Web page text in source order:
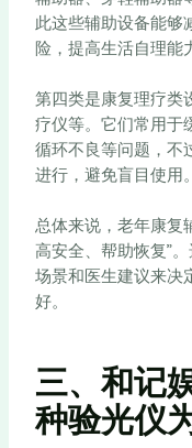
此这些辅助设备能够
险，提高生活自理能
第四类是康复理疗类
疗仪等。它们常用于
循环不良等问题，不
进行，避免盲目使用。
总体来说，老年康复
高安全、帮助恢复”
场景和医生建议来决
好。
三、和记
种验光仪